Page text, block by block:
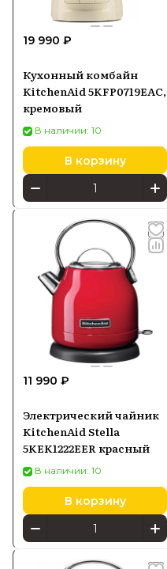
19 990 ₽
Кухонный комбайн
KitchenAid 5KFP0719EAC,
кремовый
В наличии: 10
В корзину
11 990 ₽
Электрический чайник
KitchenAid Stella
5KEK1222EER красный
В наличии: 10
В корзину